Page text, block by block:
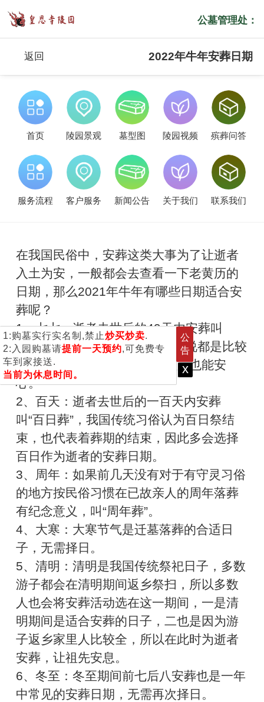
1:购墓实行实名制,禁止炒买炒卖.
2:入园购墓请提前一天预约,可免费专
车到家接送.
当前为休息时间。
公
告
x
公墓管理处：
返回 2022年牛年安葬日期
首页 陵园景观 墓型图 陵园视频 殡葬问答
服务流程 客户服务 新闻公告 关于我们 联系我们
在我国民俗中，安葬这类大事为了让逝者
入土为安，一般都会去查看一下老黄历的
日期，那么2021年牛年有哪些日期适合安
葬呢？
1、七七：逝者去世后的49天内安葬叫
做“热灰葬”，对于逝者和家人来说都是比较
好的，逝者得以入土为安，家人也能安
心。
2、百天：逝者去世后的一百天内安葬
叫“百日葬”，我国传统习俗认为百日祭结
束，也代表着葬期的结束，因此多会选择
百日作为逝者的安葬日期。
3、周年：如果前几天没有对于有守灵习俗
的地方按民俗习惯在已故亲人的周年落葬
有纪念意义，叫“周年葬”。
4、大寒：大寒节气是迁墓落葬的合适日
子，无需择日。
5、清明：清明是我国传统祭祀日子，多数
游子都会在清明期间返乡祭扫，所以多数
人也会将安葬活动选在这一期间，一是清
明期间是适合安葬的日子，二也是因为游
子返乡家里人比较全，所以在此时为逝者
安葬，让祖先安息。
6、冬至：冬至期间前七后八安葬也是一年
中常见的安葬日期，无需再次择日。